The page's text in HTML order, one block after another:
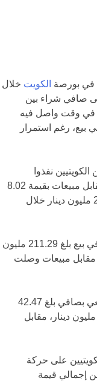
في بورصة الكويت
في بورصة الكويت خلال
سجلوا أعلى صافي شراء بين
مليون دينار، في وقت واصل فيه
بيع، رغم استمرار
نفذوا
مشتريات بلغت قيمتها 8.27 مليارات دينار، مقابل مبيعات بقيمة 8.02
مليارات دينار، ليحققوا صافي شراء تجاوز 253 مليون دينار خلال
وفي المقابل، سجل المستثمرون الأجانب صافي بيع بلغ 211.29 مليون
1.62 مليار دينار مقابل مبيعات وصلت
كما واصل المستثمرون الخليجيون الاتجاه البيعي بصافي بلغ 42.47
مليون دينار، حيث سجلت مشترياتهم 133.97 مليون دينار، مقابل
على حركة
استحوذوا على أكثر من 82% من إجمالي قيمة